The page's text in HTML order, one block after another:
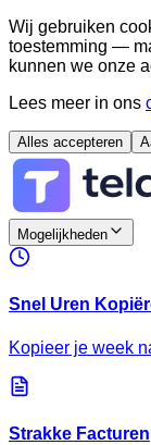
Wij gebruiken
toestemming —
kunnen we onze
Lees meer in ons
Alles accepteren
Mogelijkheden
Snel Uren
Kopieer je week
Strakke Facturen